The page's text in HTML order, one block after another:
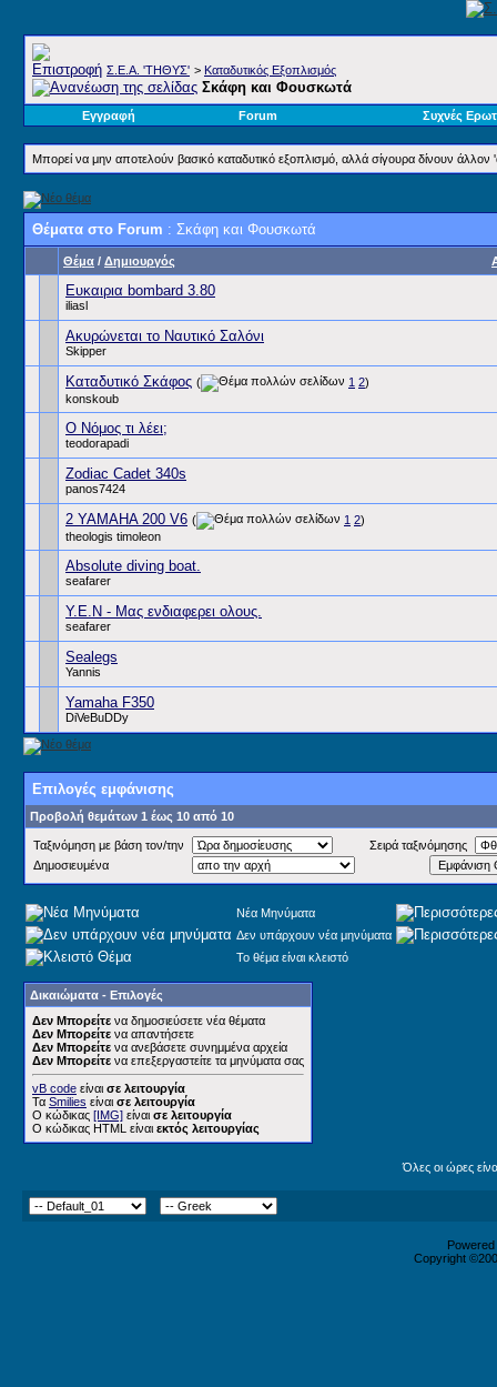
Σ.E.A. 'ΤΗΘΥΣ' > Καταδυτικός Εξοπλισμός
Σκάφη και Φουσκωτά
Εγγραφή Forum Συχνές
Μπορεί να μην αποτελούν βασικό καταδυτικό εξοπλισμό, αλλά σίγουρα δίνουν άλλον
Θέματα στο Forum : Σκάφη και Φουσκωτά
Θέμα / Δημιουργός
Ευκαιρια bombard 3.80
iliasl
Ακυρώνεται το Ναυτικό Σαλόνι
Skipper
Καταδυτικό Σκάφος ( 1 2)
konskoub
Ο Νόμος τι λέει;
teodorapadi
Zodiac Cadet 340s
panos7424
2 YAMAHA 200 V6 ( 1 2)
theologis timoleon
Absolute diving boat.
seafarer
Υ.Ε.Ν - Μας ενδιαφερει ολους.
seafarer
Sealegs
Yannis
Yamaha F350
DiVeBuDDy
Επιλογές εμφάνισης
Προβολή θεμάτων 1 έως 10 από 10
Ταξινόμηση με βάση τον/την
Σειρά ταξινόμησης
Δημοσιευμένα
Νέα Μηνύματα
Δεν υπάρχουν νέα μηνύματα
Το θέμα είναι κλειστό
Δικαιώματα - Επιλογές
Δεν Μπορείτε να δημοσιεύσετε νέα θέματα
Δεν Μπορείτε να απαντήσετε
Δεν Μπορείτε να ανεβάσετε συνημμένα αρχεία
Δεν Μπορείτε να επεξεργαστείτε τα μηνύματα σας
vB code είναι σε λειτουργία
Τα Smilies είναι σε λειτουργία
Ο κώδικας [IMG] είναι σε λειτουργία
Ο κώδικας HTML είναι εκτός λειτουργίας
Όλες οι ώρες
Copyright